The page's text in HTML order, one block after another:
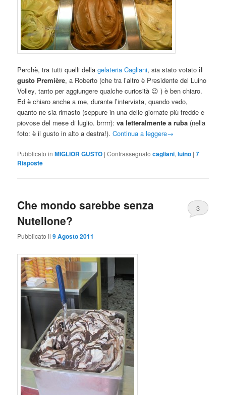
Perchè, tra tutti quelli dellagelateria Cagliani, sia stato votatoil
gusto Première, a Roberto (che tra l’altro è Presidente del Luino
Volley, tanto per aggiungere qualche curiosità 😉 ) è ben chiaro.
Ed è chiaro anche a me, durante l’intervista, quando vedo,
quanto ne sia rimasto (seppure in una delle giornate più fredde e
piovose del mese di luglio. brrrrr):va letteralmente a ruba (nella
foto: è il gusto in alto a destra!).Continua a leggere→
Pubblicato in MIGLIOR GUSTO |Contrassegnato cagliani,luino |7
Risposte
Che mondo sarebbe senza
Nutellone?
Pubblicato il9 Agosto 2011
3